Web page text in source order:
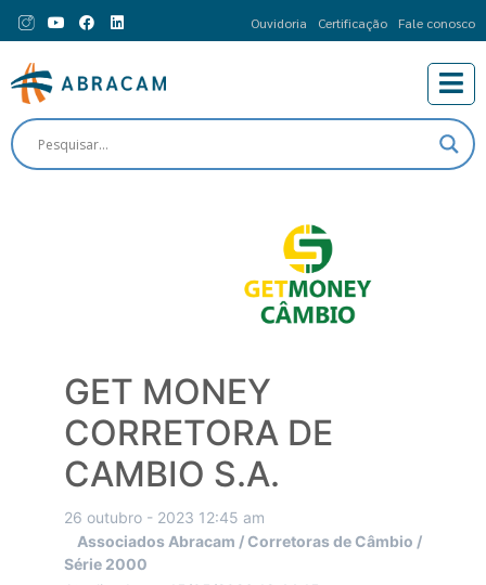
Ouvidoria Certificação Fale conosco
GET MONEY
CORRETORA DE
CAMBIO S.A.
26 outubro - 2023 12:45 am
Associados Abracam / Corretoras de Câmbio /
Série 2000